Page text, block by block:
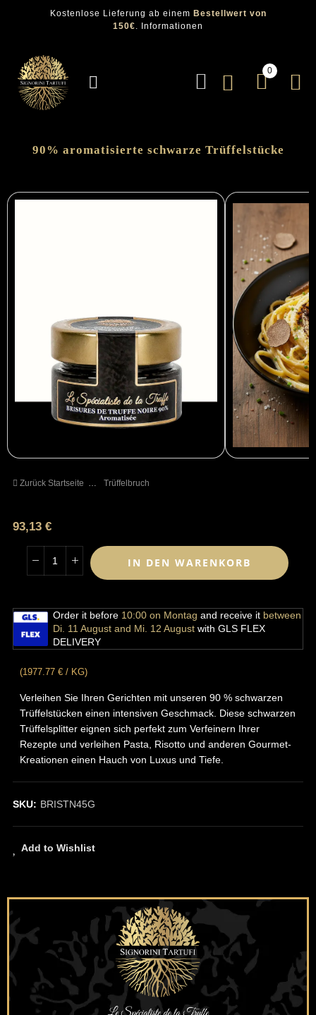
Kostenlose Lieferung ab einem Bestellwert von
150€. Informationen
0
90% aromatisierte schwarze Trüffelstücke
Zurück Startseite … Trüffelbruch
93,13 €
IN DEN WARENKORB
Order it before 10:00 on Montag and receive it between
Di. 11 August and Mi. 12 August with GLS FLEX
DELIVERY
(1977.77 € / KG)
Verleihen Sie Ihren Gerichten mit unseren 90 % schwarzen
Trüffelstücken einen intensiven Geschmack. Diese schwarzen
Trüffelsplitter eignen sich perfekt zum Verfeinern Ihrer
Rezepte und verleihen Pasta, Risotto und anderen Gourmet-
Kreationen einen Hauch von Luxus und Tiefe.
SKU: BRISTN45G
Add to Wishlist